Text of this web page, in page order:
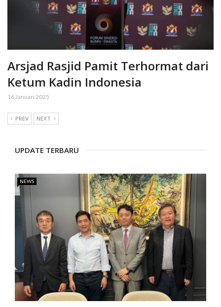
Arsjad Rasjid Pamit Terhormat dari
Ketum Kadin Indonesia
16 Januari 2025
PREV NEXT
UPDATE TERBARU
NEWS